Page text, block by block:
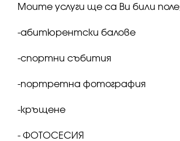
Моите услуги ще са Ви били
-абитюрентски бaлове
-спортни събития
-портретна фотография
-кръщене
- ФОТОСЕСИЯ